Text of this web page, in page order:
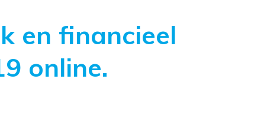
en financieel
online.